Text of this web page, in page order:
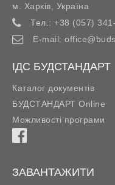
м. Харків
Україна
Тел.: +38 (057)
E-mail:
ІДС БУДСТАНДАРТ
Каталог документів
БУДСТАНДАРТ Online
Можливості програми
ЗАВАНТАЖИТИ